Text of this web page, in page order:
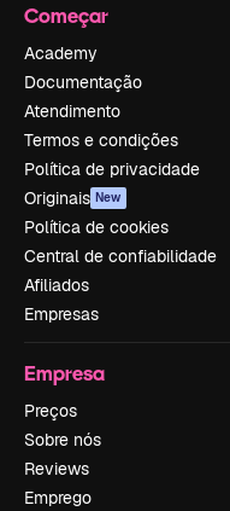
Começar
Academy
Documentação
Atendimento
Termos e condições
Política de privacidade
Originais New
Política de cookies
Central de confiabilidade
Afiliados
Empresas
Empresa
Preços
Sobre nós
Reviews
Emprego